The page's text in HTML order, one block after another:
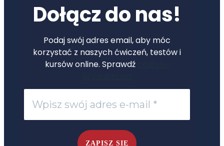
Dołącz do nas!
Podaj swój adres email, aby móc
korzystać z naszych ćwiczeń, testów i
kursów online. Sprawdź